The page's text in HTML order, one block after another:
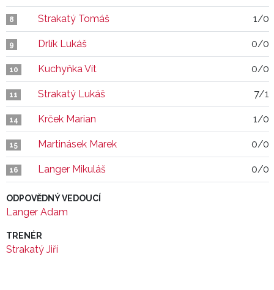
8 Strakatý Tomáš 1/0
9 Drlík Lukáš 0/0
10 Kuchyňka Vít 0/0
11 Strakatý Lukáš 7/1
14 Krček Marian 1/0
15 Martinásek Marek 0/0
16 Langer Mikuláš 0/0
ODPOVĚDNÝ VEDOUCÍ
Langer Adam
TRENÉR
Strakatý Jiří